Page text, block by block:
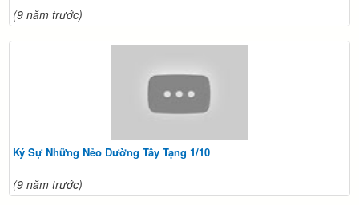
(9 năm trước)
Ký Sự Những Nẻo Đường Tây Tạng 1/10
(9 năm trước)